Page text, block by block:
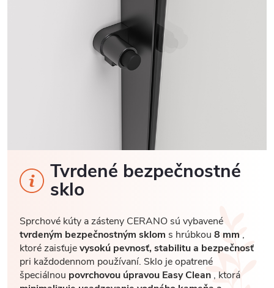
Tvrdené bezpečnostné
sklo
Sprchové kúty a zásteny CERANO sú vybavené
tvrdeným bezpečnostným sklom s hrúbkou 8 mm ,
ktoré zaisťujevysokú pevnosť, stabilitu a bezpečnosť
pri každodennom používaní. Sklo je opatrené
špeciálnou povrchovou úpravou Easy Clean , ktorá